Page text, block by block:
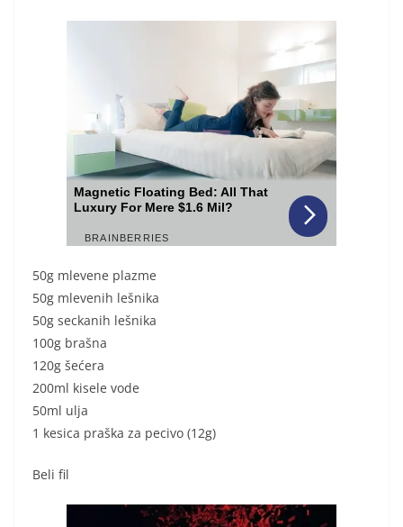
50g mlevene plazme
50g mlevenih lešnika
50g seckanih lešnika
100g brašna
120g šećera
200ml kisele vode
50ml ulja
1 kesica praška za pecivo (12g)
Beli fil